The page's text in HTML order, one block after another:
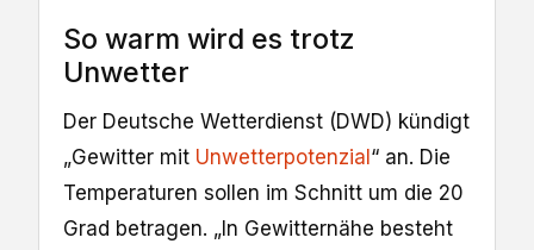
So warm wird es trotz
Unwetter
Der Deutsche Wetterdienst (DWD) kündigt
„Gewitter mit Unwetterpotenzial“ an. Die
Temperaturen sollen im Schnitt um die 20
Grad betragen. „In Gewitternähe besteht